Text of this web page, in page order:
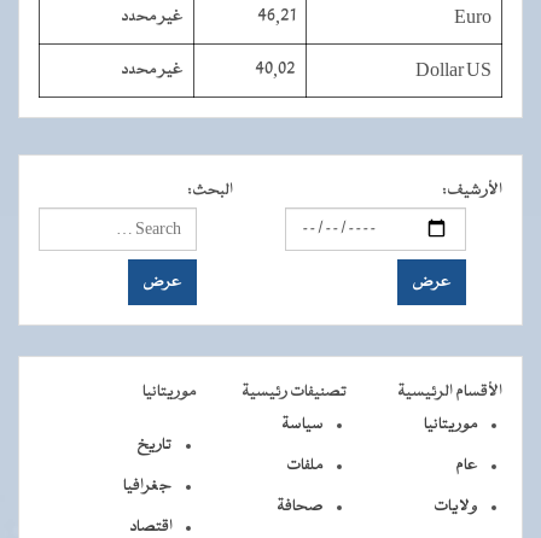
Euro
46,21 غير محدد
Dollar US
40,02 غير محدد
الأرشيف: البحث:
الأقسام الرئيسية تصنيفات رئيسية
موريتانيا
موريتانيا
عام
ولايات
سياسة
ملفات
صحافة
تاريخ
جغرافيا
اقتصاد